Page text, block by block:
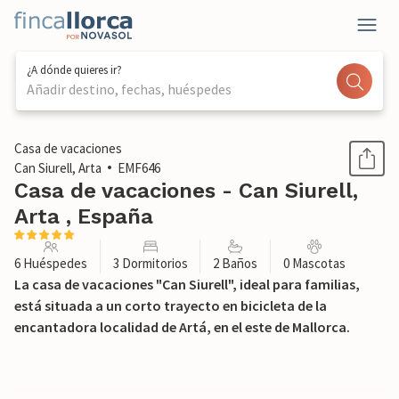
¿A dónde quieres ir?
Añadir destino, fechas, huéspedes
1 / 42
Casa de vacaciones
Can Siurell, Arta
EMF646
Casa de vacaciones - Can Siurell,
Arta , España
6 Huéspedes 3 Dormitorios 2 Baños 0 Mascotas
La casa de vacaciones "Can Siurell", ideal para familias,
está situada a un corto trayecto en bicicleta de la
encantadora localidad de Artá, en el este de Mallorca.